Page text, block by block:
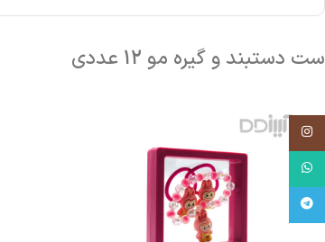
ست دستبند و گیره مو 12 عددی
اینستاگرام